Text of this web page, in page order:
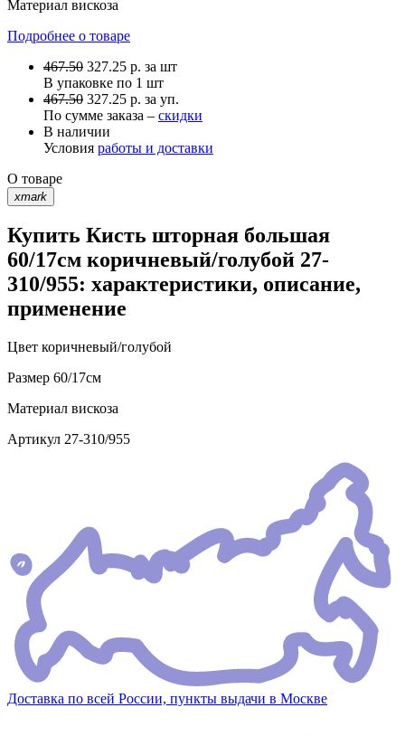
Материал вискоза
Подробнее о товаре
467.50 327.25 р. за шт
В упаковке по 1 шт
467.50 327.25 р. за уп.
По сумме заказа – скидки
В наличии
Условия работы и доставки
О товаре
xmark
Купить Кисть шторная большая
60/17см коричневый/голубой 27-
310/955: характеристики, описание,
применение
Цвет коричневый/голубой
Размер 60/17см
Материал вискоза
Артикул 27-310/955
Доставка по всей России, пункты выдачи в Москве